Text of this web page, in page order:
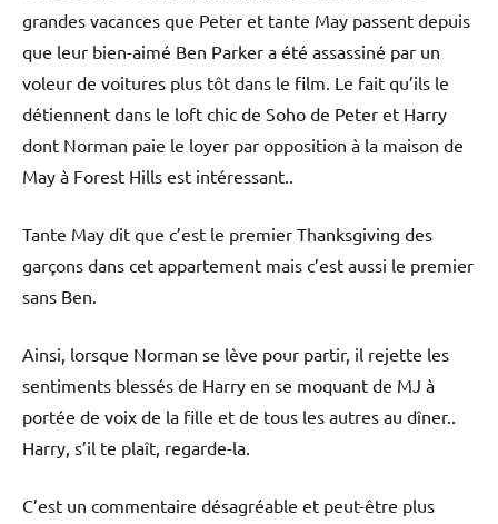
grandes vacances que Peter et tante May passent depuis
que leur bien-aimé Ben Parker a été assassiné par un
voleur de voitures plus tôt dans le film. Le fait qu’ils le
détiennent dans le loft chic de Soho de Peter et Harry
dont Norman paie le loyer par opposition à la maison de
May à Forest Hills est intéressant..
Tante May dit que c’est le premier Thanksgiving des
garçons dans cet appartement mais c’est aussi le premier
sans Ben.
Ainsi, lorsque Norman se lève pour partir, il rejette les
sentiments blessés de Harry en se moquant de MJ à
portée de voix de la fille et de tous les autres au dîner..
Harry, s’il te plaît, regarde-la.
C’est un commentaire désagréable et peut-être plus